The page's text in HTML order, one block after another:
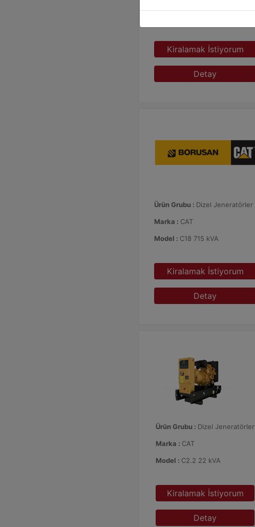
Kiralamak İstiyorum
Detay
Ürün Grubu : Dizel Jeneratörler
Marka : CAT
Model : C18 715 kVA
Kiralamak İstiyorum
Detay
Ürün Grubu : Dizel Jeneratörler
Marka : CAT
Model : C2.2 22 kVA
Kiralamak İstiyorum
Detay